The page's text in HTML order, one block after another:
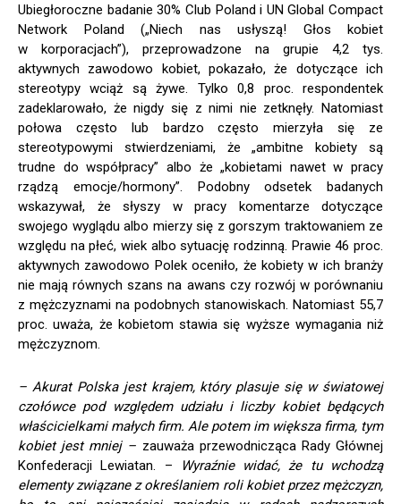
Ubiegłoroczne badanie 30% Club Poland i UN Global Compact
Network Poland („Niech nas usłyszą! Głos kobiet
w korporacjach”), przeprowadzone na grupie 4,2 tys.
aktywnych zawodowo kobiet, pokazało, że dotyczące ich
stereotypy wciąż są żywe. Tylko 0,8 proc. respondentek
zadeklarowało, że nigdy się z nimi nie zetknęły. Natomiast
połowa często lub bardzo często mierzyła się ze
stereotypowymi stwierdzeniami, że „ambitne kobiety są
trudne do współpracy” albo że „kobietami nawet w pracy
rządzą emocje/hormony”. Podobny odsetek badanych
wskazywał, że słyszy w pracy komentarze dotyczące
swojego wyglądu albo mierzy się z gorszym traktowaniem ze
względu na płeć, wiek albo sytuację rodzinną. Prawie 46 proc.
aktywnych zawodowo Polek oceniło, że kobiety w ich branży
nie mają równych szans na awans czy rozwój w porównaniu
z mężczyznami na podobnych stanowiskach. Natomiast 55,7
proc. uważa, że kobietom stawia się wyższe wymagania niż
mężczyznom.
– Akurat Polska jest krajem, który plasuje się w światowej
czołówce pod względem udziału i liczby kobiet będących
właścicielkami małych firm. Ale potem im większa firma, tym
kobiet jest mniej – zauważa przewodnicząca Rady Głównej
Konfederacji Lewiatan. –
Wyraźnie widać, że tu wchodzą
elementy związane z określaniem roli kobiet przez mężczyzn,